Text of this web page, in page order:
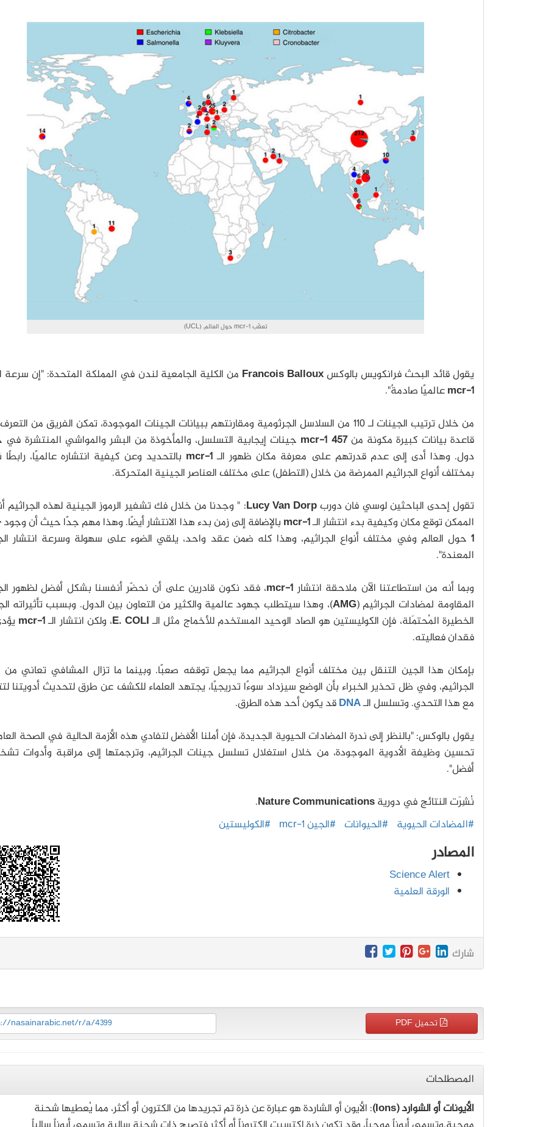
تعقّب mcr-1 حول العالم. (UCL)
يقول قائد البحث فرانكويس بالوكسFrancois Balloux
من الكلية الجامعية لندن في المملكة المتحدة: "إن سرعة
mcr-1عالميًا صادمةٌ".
من خلال ترتيب الجينات لـ 110 من السلاسل الجرثومية ومقارنتهم ببيانات الجينات الموجودة، تمكن الفريق من
قاعدة بيانات كبيرة مكونة من457 mcr-1
جينات إيجابية التسلسل، والمأخوذة من البشر والمواشي المنتشرة
دول. وهذا أدى إلى عدم قدرتهم على معرفة مكان ظهور الـ mcr-1 بالتحديد وعن كيفية انتشاره عالميًا،
بمختلف أنواع الجراثيم الممرضة من خلال (التطفل) على مختلف العناصر الجينية المتحركة.
تقول إحدى الباحثين لوسي فان دوربLucy Van Dorp
: " وجدنا من خلال فك تشفير الرموز الجينية لهذه الجراثيم
الممكن توقع مكان وكيفية بدء انتشار الـmcr-1 بالإضافة إلى زمن بدء هذا الانتشار أيضًا. وهذا مهم جدًا حيث أن وجود
1 حول العالم وفي مختلف أنواع الجراثيم، وهذا كله ضمن عقد واحد، يلقي الضوء على سهولة وسرعة انتشار
المعندة".
وبما أنه من استطاعتنا الآن ملاحقة انتشار mcr-1، فقد نكون قادرين على أن نحضّر أنفسنا بشكل أفضل لظهور
المقاومة لمضادات الجراثيم (AMG)، وهذا سيتطلب جهود عالمية والكثير من التعاون بين الدول. وبسبب تأثيراته
الخطيرة المُحتمَلة، فإن الكوليستين هو الصاد الوحيد المستخدم للأخماج مثل الـE. COLI، ولكن انتشار الـmcr-1
فقدان فعاليته.
بإمكان هذا الجين التنقل بين مختلف أنواع الجراثيم مما يجعل توقفه صعبًا. وبينما ما تزال المشافي تعاني من
الجراثيم، وفي ظل تحذير الخبراء بأن الوضع سيزداد سوءًا تدريجيًا، يجتهد العلماء للكشف عن طرق لتحديث أدويتنا
مع هذا التحدي. وتسلسل الـDNAقد يكون أحد هذه الطرق.
يقول بالوكس: "بالنظر إلى ندرة المضادات الحيوية الجديدة، فإن أملنا الأفضل لتفادي هذه الأزمة الحالية في الصحة
تحسين وظيفة الأدوية الموجودة، من خلال استغلال تسلسل جينات الجراثيم، وترجمتها إلى مراقبة وأدوات
أفضل".
نُشِرَت النتائج في دورية
.
#المضادات الحيوية #الحيوانات #الجين mcr-1 #الكوليستين
المصادر
Science Alert
الورقة العلمية
شارك
تحميل PDF nasainarabic.net/r/a/4399
المصطلحات
الأيونات أو الشوارد (Ions)
: الأيون أو الشاردة هو عبارة عن ذرة تم تجريدها من الكترون أو أكثر، مما يُعطيها شحنة